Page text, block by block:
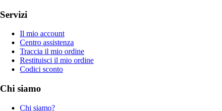
Servizi
Il mio account
Centro assistenza
Traccia il mio ordine
Restituisci il mio ordine
Codici sconto
Chi siamo
Chi siamo?